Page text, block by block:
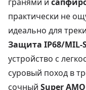
практически не
идеально для
Защита IP68/MIL-
устройство с
суровый поход в
сочный Super